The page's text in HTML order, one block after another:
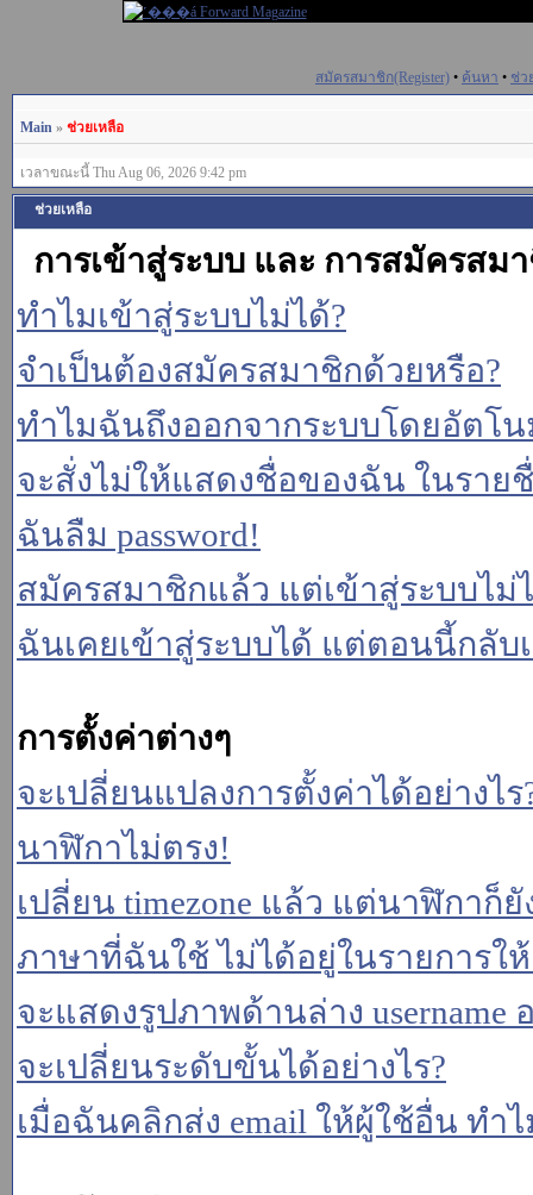
สมัครสมาชิก(Register) • ค้นหา • ช่ว
Main » ช่วยเหลือ
เวลาขณะนี้ Thu Aug 06, 2026 9:42 pm
ช่วยเหลือ
การเข้าสู่ระบบ และ การสมัครสม
ทำไมเข้าสู่ระบบไม่ได้?
จำเป็นต้องสมัครสมาชิกด้วยหรือ?
ทำไมฉันถึงออกจากระบบโดยอัตโ
จะสั่งไม่ให้แสดงชื่อของฉัน ในราย
ฉันลืม password!
สมัครสมาชิกแล้ว แต่เข้าสู่ระบบไม่
ฉันเคยเข้าสู่ระบบได้ แต่ตอนนี้กลับ
การตั้งค่าต่างๆ
จะเปลี่ยนแปลงการตั้งค่าได้อย่างไร
นาฬิกาไม่ตรง!
เปลี่ยน timezone แล้ว แต่นาฬิกาก็ยั
ภาษาที่ฉันใช้ ไม่ได้อยู่ในรายการใ
จะแสดงรูปภาพด้านล่าง username
จะเปลี่ยนระดับขั้นได้อย่างไร?
เมื่อฉันคลิกส่ง email ให้ผู้ใช้อื่น ทำ